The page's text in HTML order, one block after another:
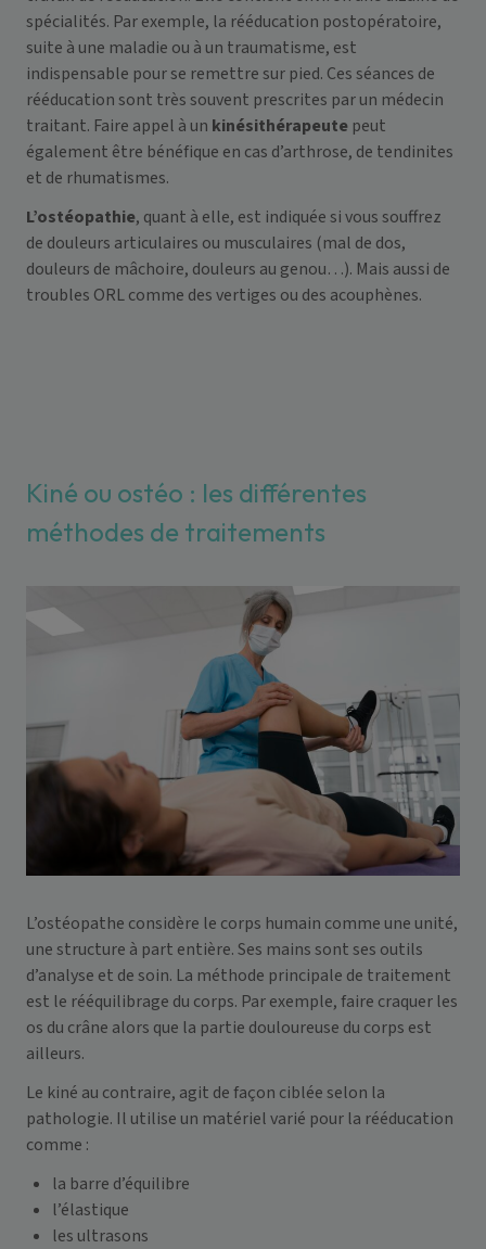
spécialités. Par exemple, la rééducation postopératoire,
suite à une maladie ou à un traumatisme, est
indispensable pour se remettre sur pied. Ces séances de
rééducation sont très souvent prescrites par un médecin
traitant. Faire appel à un kinésithérapeute peut
également être bénéfique en cas d’arthrose, de tendinites
et de rhumatismes.
L’ostéopathie, quant à elle, est indiquée si vous souffrez
de douleurs articulaires ou musculaires (mal de dos,
douleurs de mâchoire, douleurs au genou…). Mais aussi de
troubles ORL comme des vertiges ou des acouphènes.
Kiné ou ostéo : les différentes
méthodes de traitements
L’ostéopathe considère le corps humain comme une unité,
une structure à part entière. Ses mains sont ses outils
d’analyse et de soin. La méthode principale de traitement
est le rééquilibrage du corps. Par exemple, faire craquer les
os du crâne alors que la partie douloureuse du corps est
ailleurs.
Le kiné au contraire, agit de façon ciblée selon la
pathologie. Il utilise un matériel varié pour la rééducation
comme :
la barre d’équilibre
l’élastique
les ultrasons